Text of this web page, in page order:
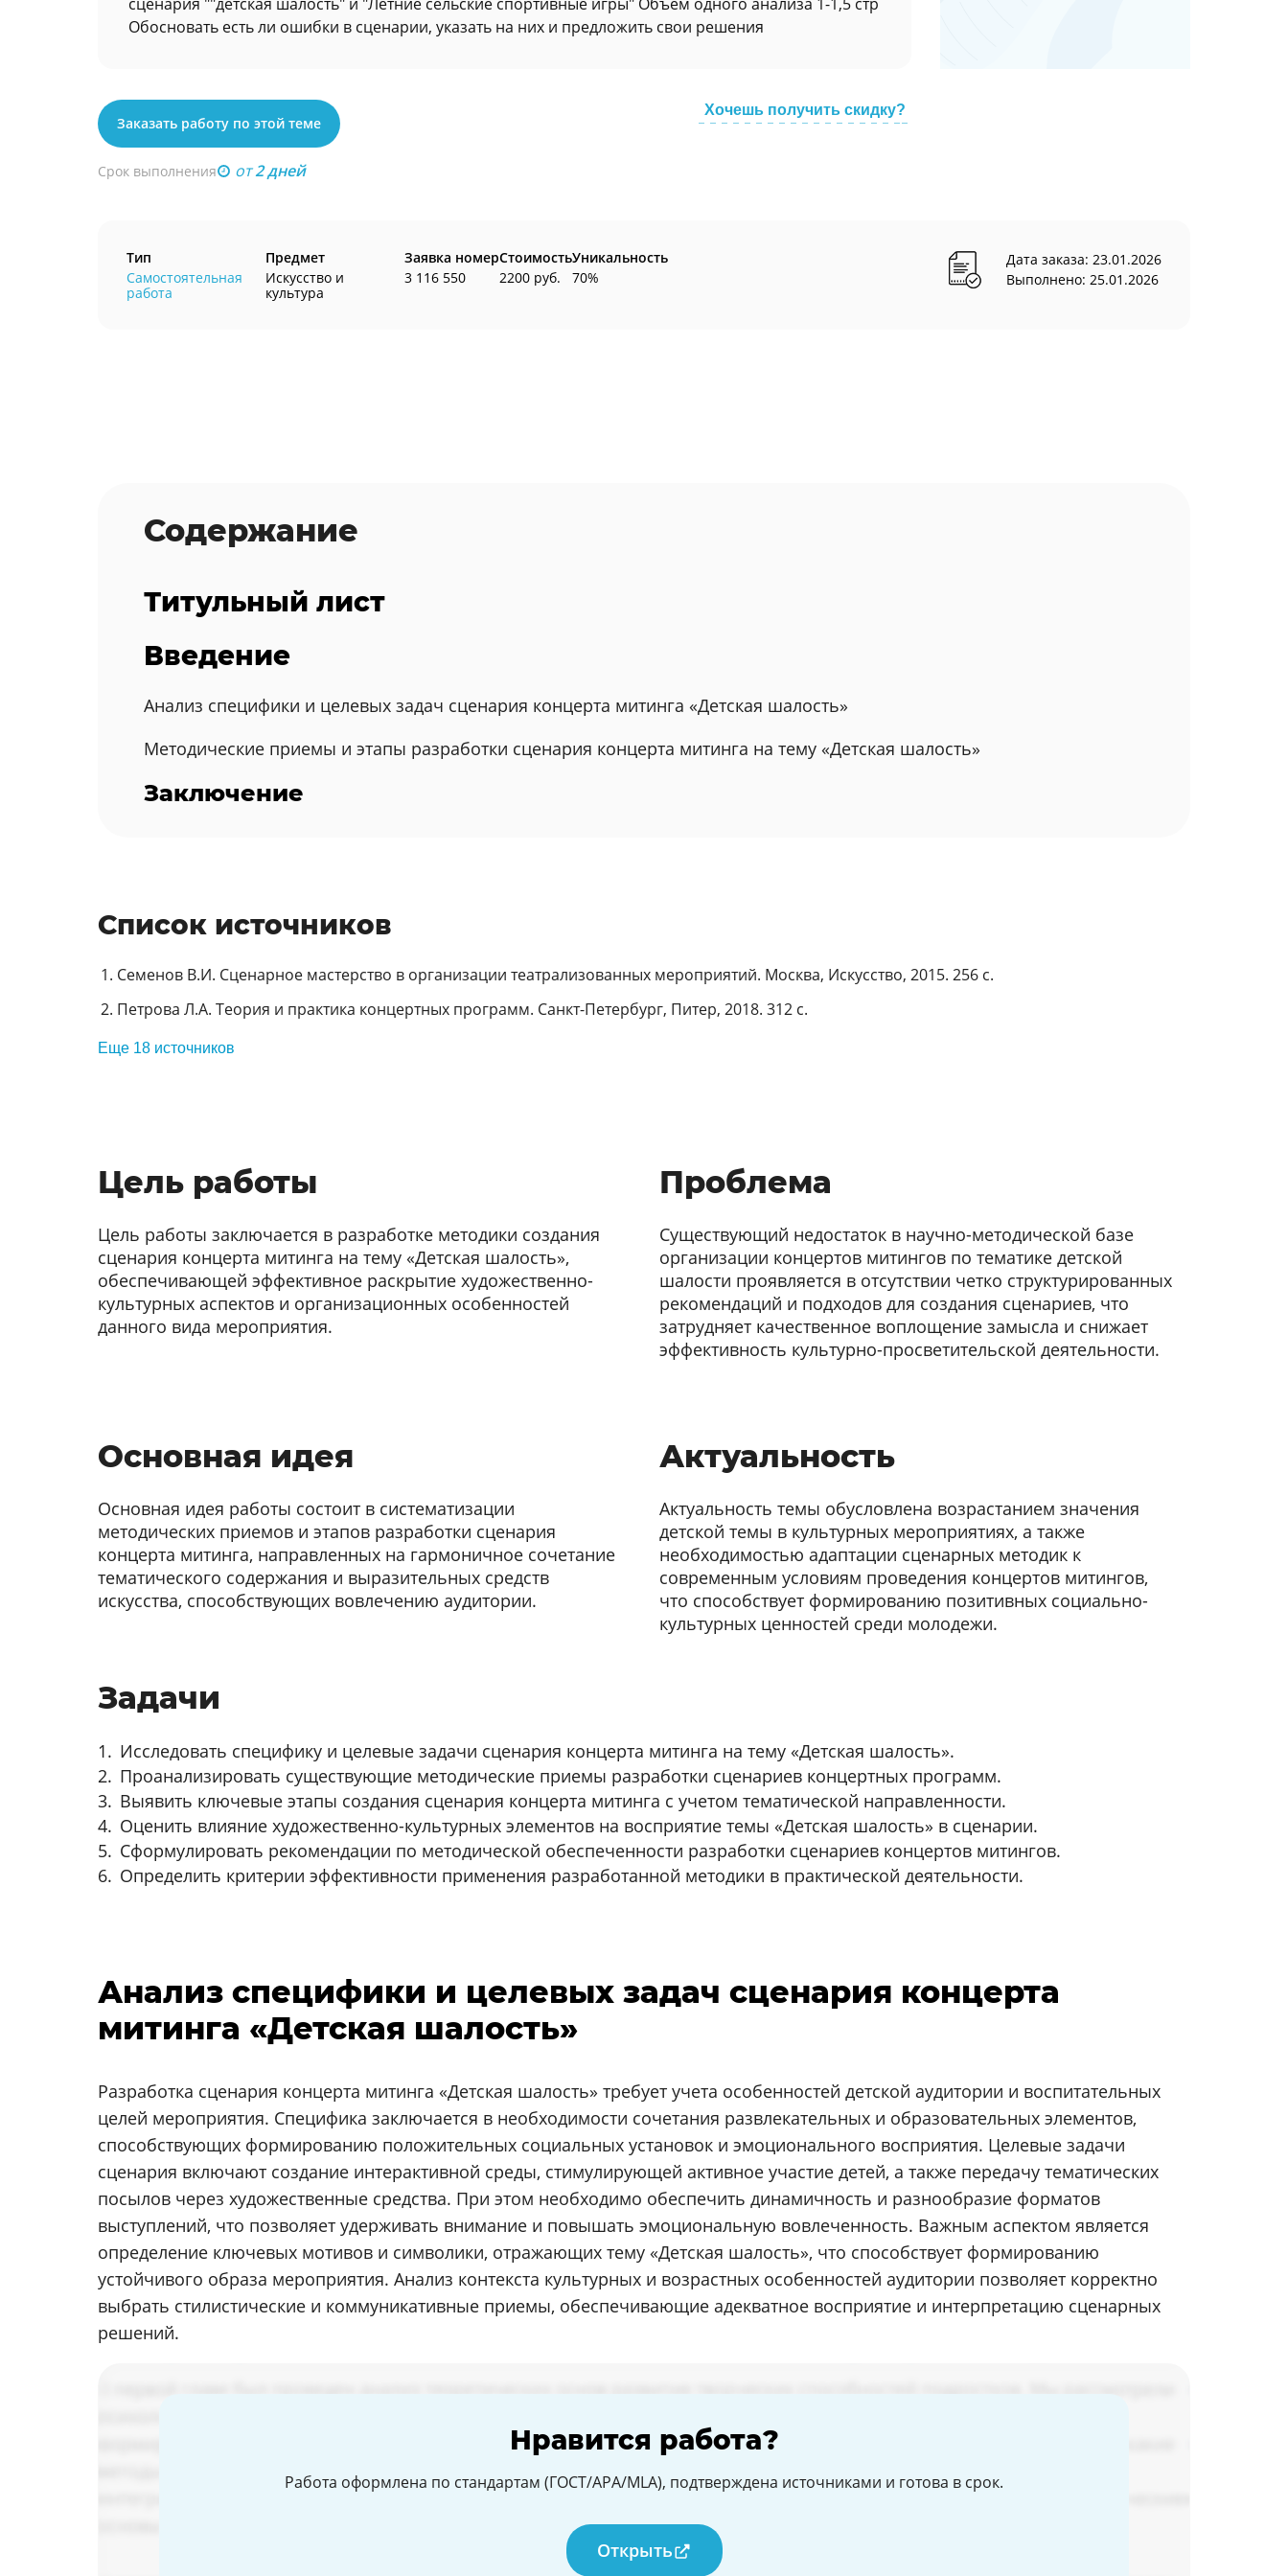
Обосновать есть ли ошибки в сценарии, указать на них и предложить свои решения
Заказать работу по этой теме
Срок выполнения от2 дней
Хочешь получить скидку?
Тип
Самостоятельная
работа
Предмет
Искусство и
культура
Заявка номер
3 116 550
Стоимость
2200 руб.
Уникальность
70%
Дата заказа: 23.01.2026
Выполнено: 25.01.2026
Содержание
Титульный лист
Введение
Анализ специфики и целевых задач сценария концерта митинга «Детская шалость»
Методические приемы и этапы разработки сценария концерта митинга на тему «Детская шалость»
Заключение
Список источников
Семенов В.И. Сценарное мастерство в организации театрализованных мероприятий. Москва, Искусство, 2015. 256 с.
Петрова Л.А. Теория и практика концертных программ. Санкт-Петербург, Питер, 2018. 312 с.
Еще 18 источников
Цель работы
Цель работы заключается в разработке методики создания
сценария концерта митинга на тему «Детская шалость»,
обеспечивающей эффективное раскрытие художественно-
культурных аспектов и организационных особенностей
данного вида мероприятия.
Проблема
Существующий недостаток в научно-методической базе
организации концертов митингов по тематике детской
шалости проявляется в отсутствии четко структурированных
рекомендаций и подходов для создания сценариев, что
затрудняет качественное воплощение замысла и снижает
эффективность культурно-просветительской деятельности.
Основная идея
Основная идея работы состоит в систематизации
методических приемов и этапов разработки сценария
концерта митинга, направленных на гармоничное сочетание
тематического содержания и выразительных средств
искусства, способствующих вовлечению аудитории.
Актуальность
Актуальность темы обусловлена возрастанием значения
детской темы в культурных мероприятиях, а также
необходимостью адаптации сценарных методик к
современным условиям проведения концертов митингов,
что способствует формированию позитивных социально-
культурных ценностей среди молодежи.
Задачи
Исследовать специфику и целевые задачи сценария концерта митинга на тему «Детская шалость».
Проанализировать существующие методические приемы разработки сценариев концертных программ.
Выявить ключевые этапы создания сценария концерта митинга с учетом тематической направленности.
Оценить влияние художественно-культурных элементов на восприятие темы «Детская шалость» в сценарии.
Сформулировать рекомендации по методической обеспеченности разработки сценариев концертов митингов.
Определить критерии эффективности применения разработанной методики в практической деятельности.
Анализ специфики и целевых задач сценария концерта
митинга «Детская шалость»
Разработка сценария концерта митинга «Детская шалость» требует учета особенностей детской аудитории и воспитательных
целей мероприятия. Специфика заключается в необходимости сочетания развлекательных и образовательных элементов,
способствующих формированию положительных социальных установок и эмоционального восприятия. Целевые задачи
сценария включают создание интерактивной среды, стимулирующей активное участие детей, а также передачу тематических
посылов через художественные средства. При этом необходимо обеспечить динамичность и разнообразие форматов
выступлений, что позволяет удерживать внимание и повышать эмоциональную вовлеченность. Важным аспектом является
определение ключевых мотивов и символики, отражающих тему «Детская шалость», что способствует формированию
устойчивого образа мероприятия. Анализ контекста культурных и возрастных особенностей аудитории позволяет корректно
выбрать стилистические и коммуникативные приемы, обеспечивающие адекватное восприятие и интерпретацию сценарных
решений.
Нравится работа?
Работа оформлена по стандартам (ГОСТ/APA/MLA), подтверждена источниками и готова в срок.
Открыть